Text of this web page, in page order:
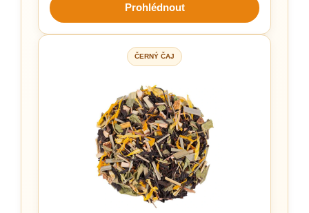
Prohlédnout
ČERNÝ ČAJ